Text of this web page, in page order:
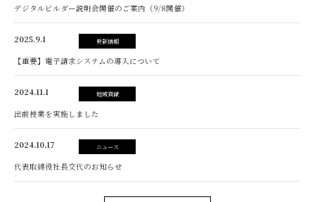
デジタルビルダー説明会開催のご案内（9/8開催）
2025.9.1 更新情報
【重要】電子請求システムの導入について
2024.11.1 地域貢献
出前授業を実施しました
2024.10.17 ニュース
代表取締役社長交代のお知らせ